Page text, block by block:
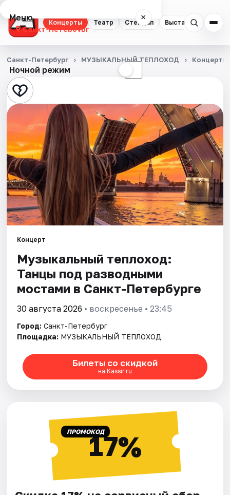
Концерты Театр Стендап Выставки
Меню ×
Санкт-Петербург
Концерты
Театр
Стендап
Выставки
Квесты
Экскурсии
Спорт
События
Города
Площадки
Артисты
Рейтинги
Ночной режим ☾
Санкт-Петербург МУЗЫКАЛЬНЫЙ ТЕПЛОХОД Концерты
Концерт
Музыкальный теплоход:
Танцы под разводными
мостами в Санкт-Петербурге
30 августа 2026 • воскресенье • 23:45
Город: Санкт-Петербург
Площадка: МУЗЫКАЛЬНЫЙ ТЕПЛОХОД
Билеты со скидкой
на Kassir.ru
ПРОМОКОД17%